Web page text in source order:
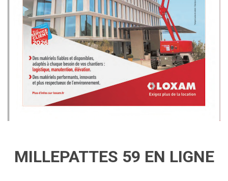
MILLEPATTES 59 EN LIGNE